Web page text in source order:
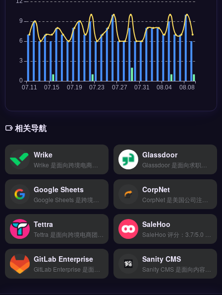
相关导航
Wrike Glassdoor
Google Sheets CorpNet
Tettra SaleHoo
GitLab Enterprise Sanity CMS